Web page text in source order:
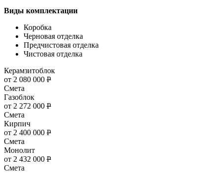
Виды комплектации
Коробка
Черновая отделка
Предчистовая отделка
Чистовая отделка
Керамзитоблок
от 2 080 000 Р
Смета
Газоблок
от 2 272 000 Р
Смета
Кирпич
от 2 400 000 Р
Смета
Монолит
от 2 432 000 Р
Смета